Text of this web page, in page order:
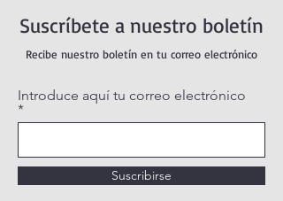
Suscríbete a nuestro boletín
Recibe nuestro boletín en tu correo electrónico
Introduce aquí tu correo electrónico
Suscribirse